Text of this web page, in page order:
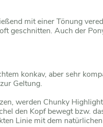
mit einer Tönung
geschnitten. Auch der
konkav, aber sehr
Geltung.
werden Chunky
den Kopf bewegt bzw.
Linie mit dem